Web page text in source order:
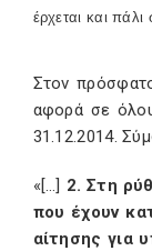
έρχεται και
Στον
αφορά σε
31.12.2014.
«[…] 2. Στη
που έχουν
αίτησης για